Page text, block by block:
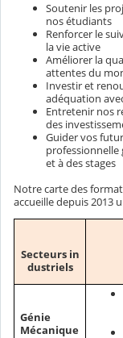
Soutenir les
nos étudiants
Renforcer le
la vie active
Améliorer la
attentes du
Investir et
adéquation
Entretenir nos
des
Guider vos
professionnelle
et à des stages
Notre carte des
accueille depuis 2013
Secteurs in
dustriels
Génie
Mécanique